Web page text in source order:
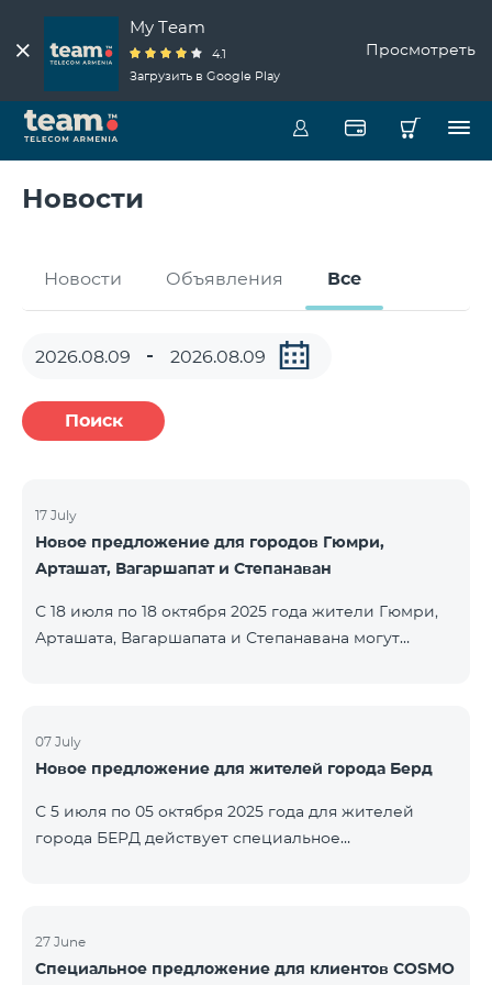
My Team
4.1
Загрузить в Google Play
Просмотреть
Новости
Новости Объявления Все
Поиск
17 July
Новое предложение для городов Гюмри,
Арташат, Вагаршапат и Степанаван
С 18 июля по 18 октября 2025 года жители Гюмри,
Арташата, Вагаршапата и Степанавана могут
первых 6 месяцев при подключении на 12 месяцев:
Название пакета Стандартная цена Цена с учётом
Региональный 6900 ֏ 3450 ֏ COSMO 3 7400
Региональный 7400 ֏ 3
07 July
Новое предложение для жителей города Берд
С 5 июля по 05 октября 2025 года для жителей
города БЕРД действует специальное
досрочного расторжения применяется штраф. С
подробной информацией о включениях в
27 June
Специальное предложение для клиентов COSMO